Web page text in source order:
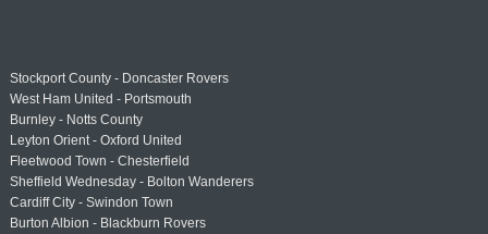
Stockport County - Doncaster Rovers
West Ham United - Portsmouth
Burnley - Notts County
Leyton Orient - Oxford United
Fleetwood Town - Chesterfield
Sheffield Wednesday - Bolton Wanderers
Cardiff City - Swindon Town
Burton Albion - Blackburn Rovers